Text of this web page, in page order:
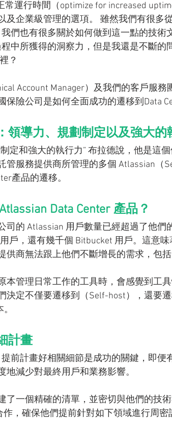
常運行時間（optimize for increased
及企業級管理的選項。 雖然我們有很多
們也有很多關於如何做到這一點的技術
中所獲得的洞察力，但是我還是不斷的
？
Account Manager）及我們的客戶服
險公司是如何全面成功的遷移到Data
領導力、規劃制定以及強大的
定和強大的執行力” 布拉德說，他是這
管服務提供商所管理的多個 Atlassian（
產品的遷移。
Data Center 產品？
司的 Atlassian 用戶數量已經超過了他們
戶，還有幾千個 Bitbucket 用戶。這意味
供商無法跟上他們不斷增長的需求，包括
本管理日常工作的工具時，會感覺到工具
決定不僅要遷移到（Self-host），還要遷
計畫
提前計畫好相關細節是成功的關鍵，即便
減少對最終用戶和業務影響。
了一個精確的清單，並密切與他們的技術
，確保他們提前針對如下領域進行周密